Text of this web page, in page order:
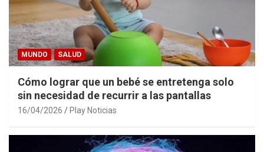
MUNDO SALUD
Cómo lograr que un bebé se entretenga solo
sin necesidad de recurrir a las pantallas
16/04/2026 Play Noticias